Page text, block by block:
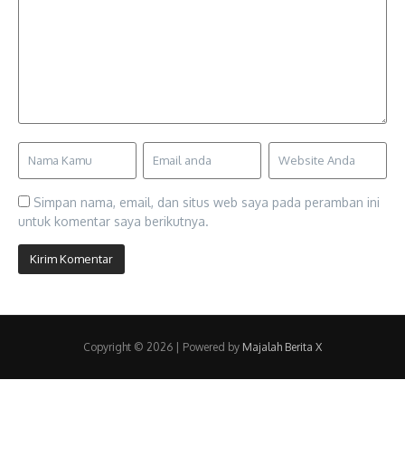
Simpan nama, email, dan situs web saya pada peramban ini
untuk komentar saya berikutnya.
Copyright © 2026 | Powered by Majalah Berita X